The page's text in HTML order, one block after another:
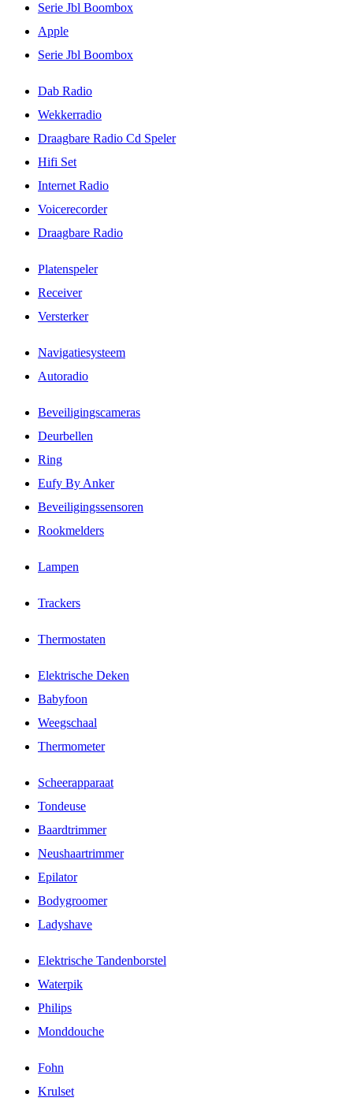
Serie Jbl Boombox
Apple
Serie Jbl Boombox
Dab Radio
Wekkerradio
Draagbare Radio Cd Speler
Hifi Set
Internet Radio
Voicerecorder
Draagbare Radio
Platenspeler
Receiver
Versterker
Navigatiesysteem
Autoradio
Beveiligingscameras
Deurbellen
Ring
Eufy By Anker
Beveiligingssensoren
Rookmelders
Lampen
Trackers
Thermostaten
Elektrische Deken
Babyfoon
Weegschaal
Thermometer
Scheerapparaat
Tondeuse
Baardtrimmer
Neushaartrimmer
Epilator
Bodygroomer
Ladyshave
Elektrische Tandenborstel
Waterpik
Philips
Monddouche
Fohn
Krulset